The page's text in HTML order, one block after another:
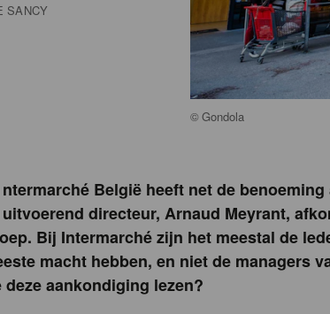
SANCY
©Gondola
ntermarché België heeft net de
uitvoerend directeur, Arnaud Meyrant,
Bij Intermarché zijn het meestal de
macht hebben, en niet de managers
deze aankondiging lezen?